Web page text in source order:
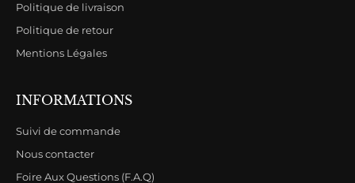
Politique de livraison
Politique de retour
Mentions Légales
INFORMATIONS
Suivi de commande
Nous contacter
Foire Aux Questions (F.A.Q)